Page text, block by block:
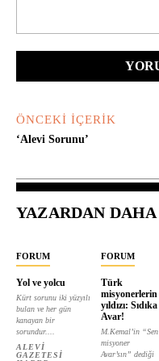
ÖNCEKI İÇERIK
‘Alevi Sorunu’
YAZARDAN
FORUM
Yol ve yolcu
Kürt sorunu iki yüzyılı
bulan ve her gün
kanayan bir
sorundur....
ALEVI
GAZETESI
FORUM
Türk
misyonerlerin
yıldızı: Sıdıka
Avar!
M.Kemal’in “Sen
misyoner
Avar’sın” dediği